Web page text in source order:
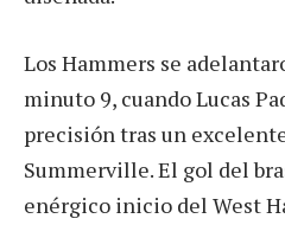
Los Hammers se
minuto 9, cuando Lucas
precisión tras un
Summerville. El gol del
enérgico inicio del West